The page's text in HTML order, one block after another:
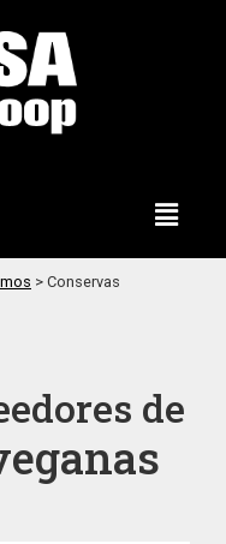
> Conservas
de